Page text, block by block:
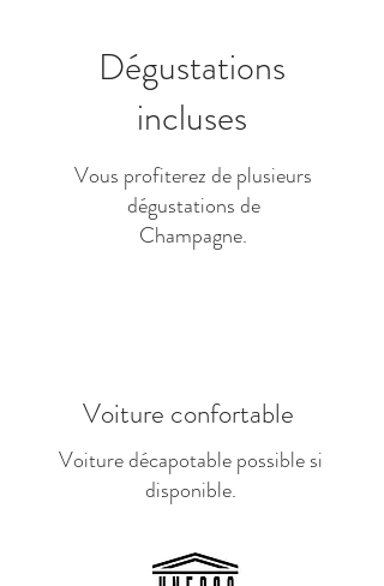
Dégustations
incluses
Vous profiterez de plusieurs
dégustations de
Champagne.
Voiture confortable
Voiture décapotable possible si
disponible.